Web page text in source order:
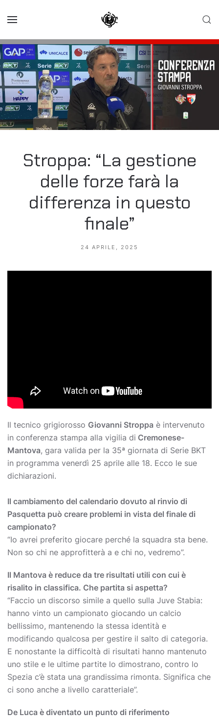
Stroppa: “La gestione
delle forze farà la
differenza in questo
finale”
24 APRILE, 2025
Il tecnico grigiorosso Giovanni Stroppa è intervenuto
in conferenza stampa alla vigilia di Cremonese-
Mantova, gara valida per la 35ª giornata di Serie BKT
in programma venerdì 25 aprile alle 18. Ecco le sue
dichiarazioni.
Il cambiamento del calendario dovuto al rinvio di
Pasquetta può creare problemi in vista del finale di
campionato?
“Io avrei preferito giocare perché la squadra sta bene.
Non so chi ne approfitterà a e chi no, vedremo”.
Il Mantova è reduce da tre risultati utili con cui è
risalito in classifica. Che partita si aspetta?
“Faccio un discorso simile a quello sulla Juve Stabia:
hanno vinto un campionato giocando un calcio
bellissimo, mantenendo la stessa identità e
modificando qualcosa per gestire il salto di categoria.
E nonostante la difficoltà di risultati hanno mantenuto
uno stile e le ultime partite lo dimostrano, contro lo
Spezia c’è stata una grandissima rimonta. Significa che
ci sono anche a livello caratteriale”.
De Luca è diventato un punto di riferimento